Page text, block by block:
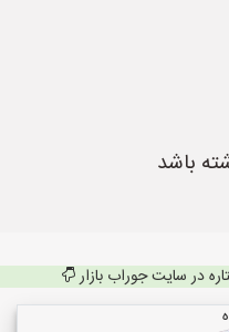
باشد
در سایت جوراب بازار